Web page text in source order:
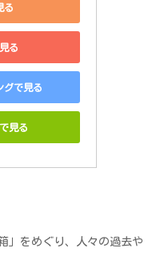
る
る
グで見る
見る
」をめぐり、人々の過去や